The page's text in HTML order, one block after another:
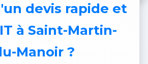
devis rapide et
à Saint-Martin-
Manoir ?